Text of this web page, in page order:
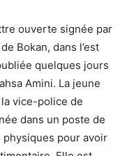
ouverte signée par
Bokan, dans l’est
quelques jours
Amini. La jeune
vice-police de
dans un poste de
pour avoir